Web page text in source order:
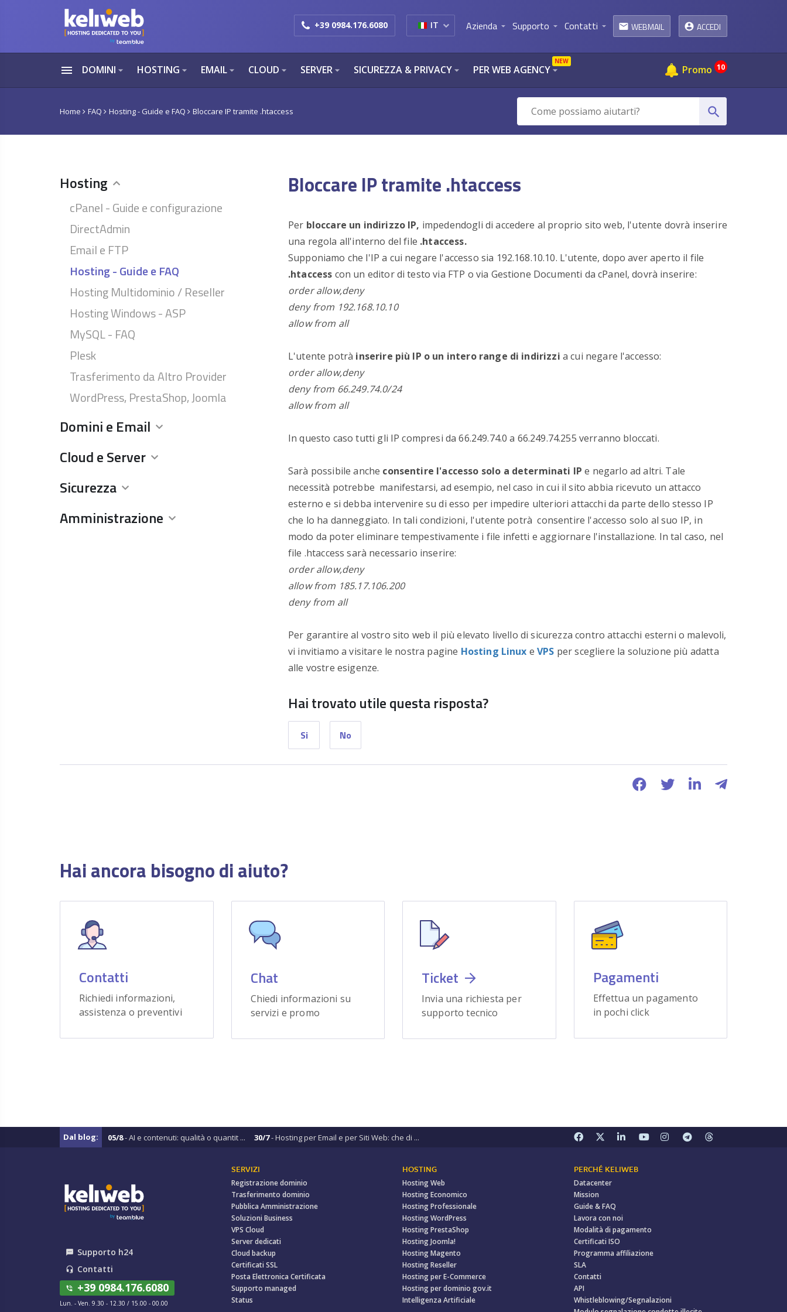
+39 0984.176.6080 IT Azienda arrow_drop_down Supporto arrow_drop_down Contatti arrow_drop_down email WEBMAIL ACCEDI
menu DOMINIarrow_drop_down HOSTINGarrow_drop_down EMAILarrow_drop_down CLOUDarrow_drop_down SERVERarrow_drop_down SICUREZZA & PRIVACYarrow_drop_down PER WEB AGENCY
NEW
arrow_drop_down Promo 10
Home FAQ Hosting - Guide e FAQ Bloccare IP tramite .htaccess search
Hosting
cPanel - Guide e configurazione
DirectAdmin
Email e FTP
Hosting - Guide e FAQ
Hosting Multidominio / Reseller
Hosting Windows - ASP
MySQL - FAQ
Plesk
Trasferimento da Altro Provider
WordPress, PrestaShop, Joomla
Domini e Email
Cloud e Server
Sicurezza
Amministrazione
Bloccare IP tramite .htaccess
Per bloccare un indirizzo IP, impedendogli di accedere al proprio sito web, l'utente dovrà inserire
una regola all'interno del file .htaccess.
Supponiamo che l'IP a cui negare l'accesso sia 192.168.10.10. L'utente, dopo aver aperto il file
.htaccess con un editor di testo via FTP o via Gestione Documenti da cPanel, dovrà inserire:
order allow,deny
deny from 192.168.10.10
allow from all
L'utente potrà inserire più IP o un intero range di indirizzi a cui negare l'accesso:
order allow,deny
deny from 66.249.74.0/24
allow from all
In questo caso tutti gli IP compresi da 66.249.74.0 a 66.249.74.255 verranno bloccati.
Sarà possibile anche consentire l'accesso solo a determinati IP e negarlo ad altri. Tale
necessità potrebbe manifestarsi, ad esempio, nel caso in cui il sito abbia ricevuto un attacco
esterno e si debba intervenire su di esso per impedire ulteriori attacchi da parte dello stesso IP
che lo ha danneggiato. In tali condizioni, l'utente potrà consentire l'accesso solo al suo IP, in
modo da poter eliminare tempestivamente i file infetti e aggiornare l'installazione. In tal caso, nel
file .htaccess sarà necessario inserire:
order allow,deny
allow from 185.17.106.200
deny from all
Per garantire al vostro sito web il più elevato livello di sicurezza contro attacchi esterni o malevoli,
vi invitiamo a visitare le nostra pagine Hosting Linux eVPS per scegliere la soluzione più adatta
alle vostre esigenze.
Hai trovato utile questa risposta?
Si No
Hai ancora bisogno di aiuto?
Contatti
Richiedi informazioni,
assistenza o preventivi
Chat
Chiedi informazioni su
servizi e promo
Ticket
Invia una richiesta per
supporto tecnico
Pagamenti
Effettua un pagamento
in pochi click
Dal blog: 05/8- AI e contenuti: qualità o quantit ... 30/7- Hosting per Email e per Siti Web: che di ...
textsms Supporto h24
headset_mic Contatti
phone_in_talk +39 0984.176.6080
Lun. - Ven. 9.30 - 12.30 / 15.00 - 00.00
SERVIZI
Registrazione dominio
Trasferimento dominio
Pubblica Amministrazione
Soluzioni Business
VPS Cloud
Server dedicati
Cloud backup
Certificati SSL
Posta Elettronica Certificata
Supporto managed
Status
HOSTING
Hosting Web
Hosting Economico
Hosting Professionale
Hosting WordPress
Hosting PrestaShop
Hosting Joomla!
Hosting Magento
Hosting Reseller
Hosting per E-Commerce
Hosting per dominio gov.it
Intelligenza Artificiale
PERCHÉ KELIWEB
Datacenter
Mission
Guide & FAQ
Lavora con noi
Modalità di pagamento
Certificati ISO
Programma affiliazione
SLA
Contatti
API
Whistleblowing/Segnalazioni